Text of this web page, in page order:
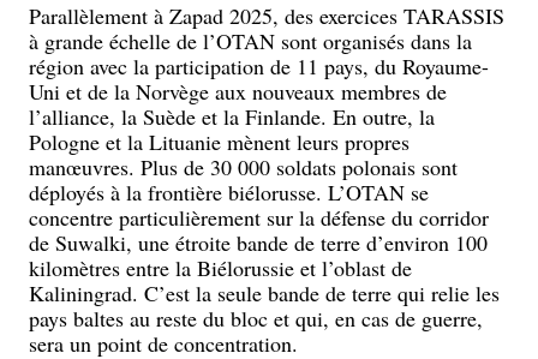
Parallèlement à Zapad 2025, des exercices TARASSIS
à grande échelle de l’OTAN sont organisés dans la
région avec la participation de 11 pays, du Royaume-
Uni et de la Norvège aux nouveaux membres de
l’alliance, la Suède et la Finlande. En outre, la
Pologne et la Lituanie mènent leurs propres
manœuvres. Plus de 30 000 soldats polonais sont
déployés à la frontière biélorusse. L’OTAN se
concentre particulièrement sur la défense du corridor
de Suwalki, une étroite bande de terre d’environ 100
kilomètres entre la Biélorussie et l’oblast de
Kaliningrad. C’est la seule bande de terre qui relie les
pays baltes au reste du bloc et qui, en cas de guerre,
sera un point de concentration.